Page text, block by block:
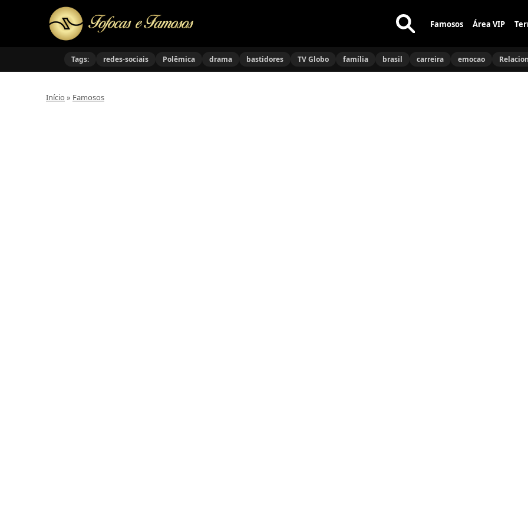
Buscar
no
Famosos Área VIP
Tags: redes-sociais Polêmica drama bastidores TV Globo família brasil carreira emocao
Início » Famosos